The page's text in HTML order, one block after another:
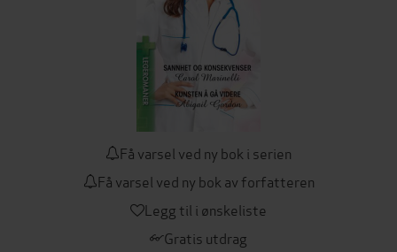
Få varsel ved ny bok i serien
Få varsel ved ny bok av forfatteren
Legg til i ønskeliste
Gratis utdrag